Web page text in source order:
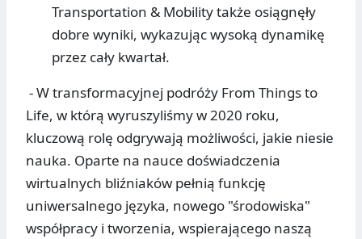
Transportation & Mobility także osiągnęły
dobre wyniki, wykazując wysoką dynamikę
przez cały kwartał.
- W transformacyjnej podróży From Things to
Life, w którą wyruszyliśmy w 2020 roku,
kluczową rolę odgrywają możliwości, jakie niesie
nauka. Oparte na nauce doświadczenia
wirtualnych bliźniaków pełnią funkcję
uniwersalnego języka, nowego "środowiska"
współpracy i tworzenia, wspierającego naszą